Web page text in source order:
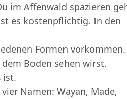
im Affenwald spazieren
es kostenpflichtig. In den
Formen vorkommen.
Boden sehen wirst.
ist.
Namen: Wayan, Made,